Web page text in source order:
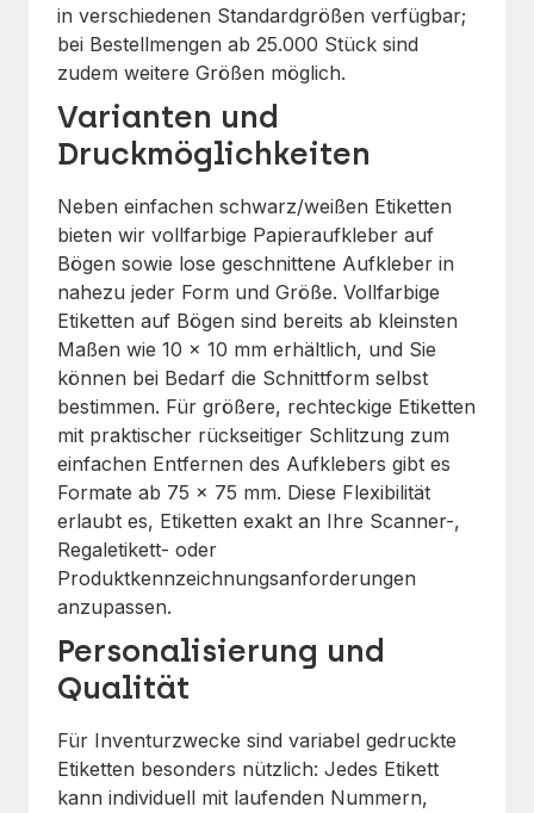
in verschiedenen Standardgrößen verfügbar;
bei Bestellmengen ab 25.000 Stück sind
zudem weitere Größen möglich.
Varianten und
Druckmöglichkeiten
Neben einfachen schwarz/weißen Etiketten
bieten wir vollfarbige Papieraufkleber auf
Bögen sowie lose geschnittene Aufkleber in
nahezu jeder Form und Größe. Vollfarbige
Etiketten auf Bögen sind bereits ab kleinsten
Maßen wie 10 x 10 mm erhältlich, und Sie
können bei Bedarf die Schnittform selbst
bestimmen. Für größere, rechteckige Etiketten
mit praktischer rückseitiger Schlitzung zum
einfachen Entfernen des Aufklebers gibt es
Formate ab 75 x 75 mm. Diese Flexibilität
erlaubt es, Etiketten exakt an Ihre Scanner-,
Regaletikett- oder
Produktkennzeichnungsanforderungen
anzupassen.
Personalisierung und
Qualität
Für Inventurzwecke sind variabel gedruckte
Etiketten besonders nützlich: Jedes Etikett
kann individuell mit laufenden Nummern,